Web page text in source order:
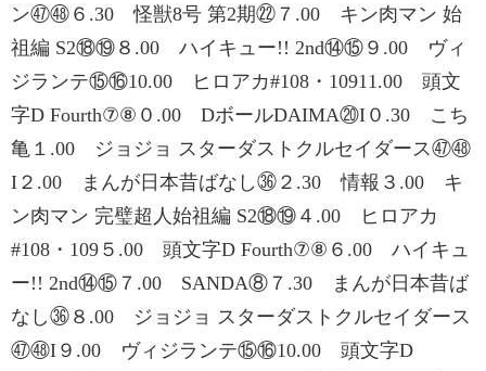
ン㊼㊽６.30 怪獣8号 第2期㉒７.00 キン肉マン 始
祖編 S2⑱⑲８.00 ハイキュー!! 2nd⑭⑮９.00 ヴィ
ジランテ⑮⑯10.00 ヒロアカ#108・10911.00 頭文
字D Fourth⑦⑧０.00 DボールDAIMA⑳I０.30 こち
亀１.00 ジョジョ スターダストクルセイダース㊼㊽
I２.00 まんが日本昔ばなし㊱２.30 情報３.00 キ
ン肉マン 完璧超人始祖編 S2⑱⑲４.00 ヒロアカ
#108・109５.00 頭文字D Fourth⑦⑧６.00 ハイキュ
ー!! 2nd⑭⑮７.00 SANDA⑧７.30 まんが日本昔ば
なし㊱８.00 ジョジョ スターダストクルセイダース
㊼㊽I９.00 ヴィジランテ⑮⑯10.00 頭文字D